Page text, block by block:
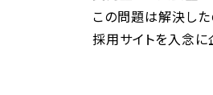
この問題は解決した
採用サイトを入念に